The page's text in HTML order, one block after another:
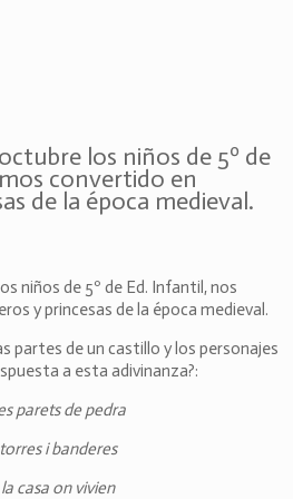
los niños de 5º de
convertido en
de la época medieval.
niños de 5º de Ed. Infantil, nos
y princesas de la época medieval.
partes de un castillo y los personajes
a esta adivinanza?:
parets de pedra
i banderes
casa on vivien